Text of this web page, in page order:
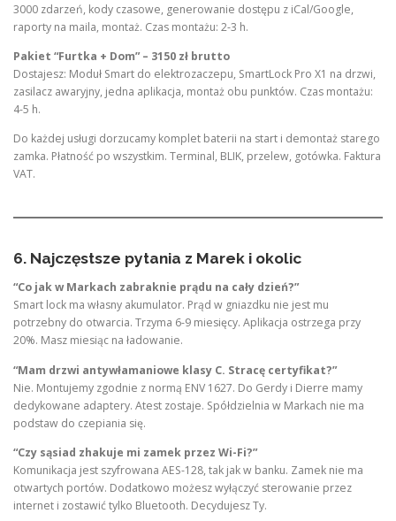
3000 zdarzeń, kody czasowe, generowanie dostępu z iCal/Google,
raporty na maila, montaż. Czas montażu: 2-3 h.
Pakiet “Furtka + Dom” – 3150 zł brutto
Dostajesz: Moduł Smart do elektrozaczepu, SmartLock Pro X1 na drzwi,
zasilacz awaryjny, jedna aplikacja, montaż obu punktów. Czas montażu:
4-5 h.
Do każdej usługi dorzucamy komplet baterii na start i demontaż starego
zamka. Płatność po wszystkim. Terminal, BLIK, przelew, gotówka. Faktura
VAT.
6. Najczęstsze pytania z Marek i okolic
“Co jak w Markach zabraknie prądu na cały dzień?”
Smart lock ma własny akumulator. Prąd w gniazdku nie jest mu
potrzebny do otwarcia. Trzyma 6-9 miesięcy. Aplikacja ostrzega przy
20%. Masz miesiąc na ładowanie.
“Mam drzwi antywłamaniowe klasy C. Stracę certyfikat?”
Nie. Montujemy zgodnie z normą ENV 1627. Do Gerdy i Dierre mamy
dedykowane adaptery. Atest zostaje. Spółdzielnia w Markach nie ma
podstaw do czepiania się.
“Czy sąsiad zhakuje mi zamek przez Wi-Fi?”
Komunikacja jest szyfrowana AES-128, tak jak w banku. Zamek nie ma
otwartych portów. Dodatkowo możesz wyłączyć sterowanie przez
internet i zostawić tylko Bluetooth. Decydujesz Ty.